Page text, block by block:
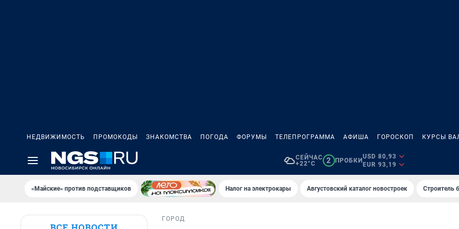
НЕДВИЖИМОСТЬ ПРОМОКОДЫ ЗНАКОМСТВА ПОГОДА ФОРУМЫ ТЕЛЕПРОГРАММА АФИША ГОРОСКОП КУРСЫ
СЕЙЧАС
+22°C
2 ПРОБКИ
USD 80,93
EUR 93,19
«Майские» против подставщиков Налог на электрокары Августовский каталог новостроек Строитель
ГОРОД